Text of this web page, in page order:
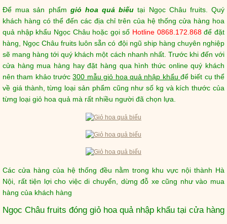
Để mua sản phẩm giỏ hoa quả biếu tại Ngọc Châu fruits. Quý
khách hàng có thể đến các địa chỉ trên của hệ thống cửa hàng hoa
quả nhập khẩu Ngọc Châu hoặc gọi số Hotline 0868.172.868để đặt
hàng, Ngọc Châu fruits luôn sẵn có đội ngũ ship hàng chuyên nghiệp
sẽ mang hàng tới quý khách một cách nhanh nhất. Trước khi đến với
cửa hàng mua hàng hay đặt hàng qua hình thức online quý khách
nên tham khảo trước300 mẫu giỏ hoa quả nhập khẩu để biết cụ thể
về giá thành, từng loại sản phẩm cũng như số kg và kích thước của
từng loại giỏ hoa quả mà rất nhiều người đã chọn lựa.
Các cửa hàng của hệ thống đều nằm trong khu vực nội thành Hà
Nội, rất tiện lợi cho việc di chuyển, dừng đỗ xe cũng như vào mua
hàng của khách hàng
Ngọc Châu fruits đóng giỏ hoa quả nhập khẩu tại cửa hàng